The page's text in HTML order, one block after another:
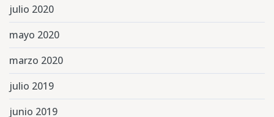
julio 2020
mayo 2020
marzo 2020
julio 2019
junio 2019